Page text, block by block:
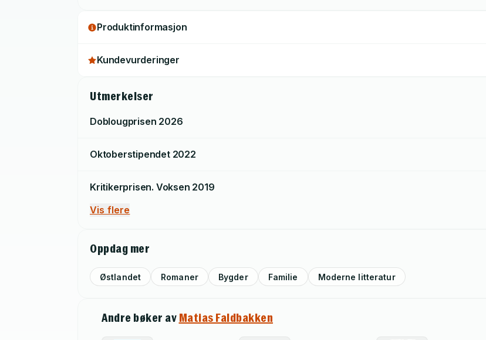
Produktinformasjon
Kundevurderinger
Utmerkelser
Doblougprisen 2026
Oktoberstipendet2022
Kritikerprisen. Voksen 2019
Vis flere
Oppdag mer
Østlandet Romaner Bygder Familie Moderne litteratur
Andre bøker av Matias Faldbakken